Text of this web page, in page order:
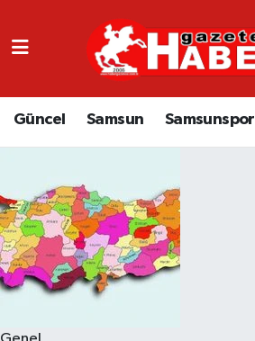
Güncel Samsun Samsunspor
GÜNCEL
SAMSUN
EKONOMİ
YAŞAM